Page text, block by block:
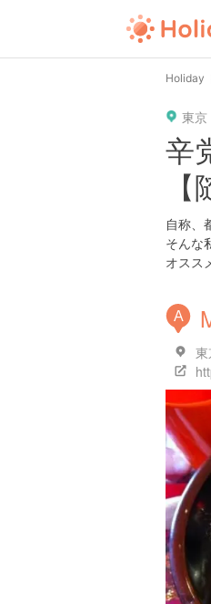
Holiday
東京
辛
自称、
そんな
オスス
A